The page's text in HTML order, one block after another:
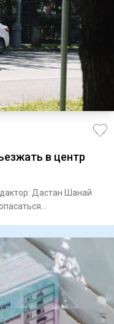
в центр
Дастан Шанай